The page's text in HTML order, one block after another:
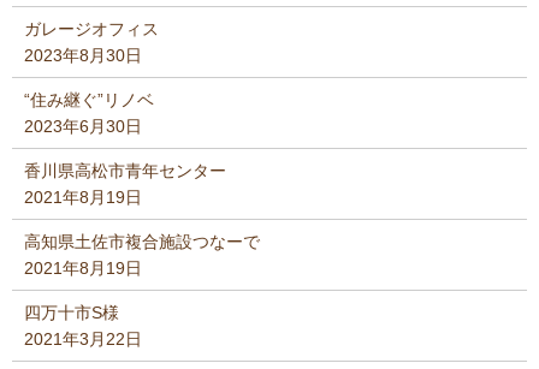
ガレージオフィス
2023年8月30日
“住み継ぐ”リノベ
2023年6月30日
香川県高松市青年センター
2021年8月19日
高知県土佐市複合施設つなーで
2021年8月19日
四万十市S様
2021年3月22日